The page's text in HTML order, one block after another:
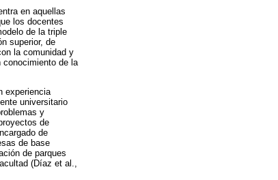
en aquellas
los docentes
de la triple
superior, de
la comunidad y
conocimiento de la
experiencia
universitario
y
de
de
de base
de parques
(Díaz et al.,